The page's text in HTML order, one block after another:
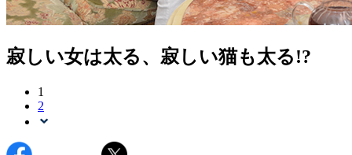
寂しい女は太る、寂しい猫も太る!?
1
2